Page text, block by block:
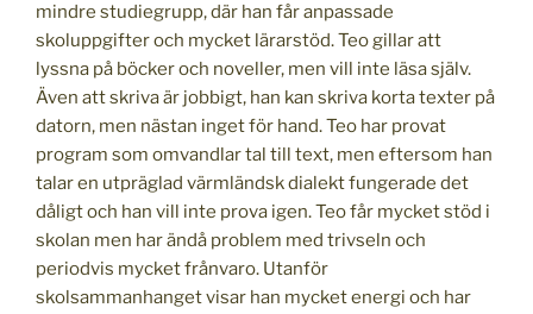
mindre studiegrupp, där han får anpassade
skoluppgifter och mycket lärarstöd. Teo gillar att
lyssna på böcker och noveller, men vill inte läsa själv.
Även att skriva är jobbigt, han kan skriva korta texter på
datorn, men nästan inget för hand. Teo har provat
program som omvandlar tal till text, men eftersom han
talar en utpräglad värmländsk dialekt fungerade det
dåligt och han vill inte prova igen. Teo får mycket stöd i
skolan men har ändå problem med trivseln och
periodvis mycket frånvaro. Utanför
skolsammanhanget visar han mycket energi och har